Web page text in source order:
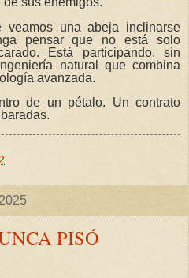
una abeja inclinarse
pensar que no está solo
Está participando, sin
natural que combina
avanzada.
de un pétalo. Un contrato
PISÓ